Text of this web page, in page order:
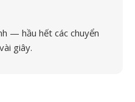
— hầu hết các chuyển
giây.